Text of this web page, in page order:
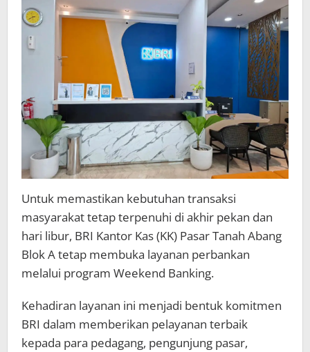
Melalui
Layanan
Banking
Untuk memastikan kebutuhan transaksi
masyarakat tetap terpenuhi di akhir pekan dan
hari libur, BRI Kantor Kas (KK) Pasar Tanah Abang
Blok A tetap membuka layanan perbankan
melalui program Weekend Banking.
Kehadiran layanan ini menjadi bentuk komitmen
BRI dalam memberikan pelayanan terbaik
kepada para pedagang, pengunjung pasar,